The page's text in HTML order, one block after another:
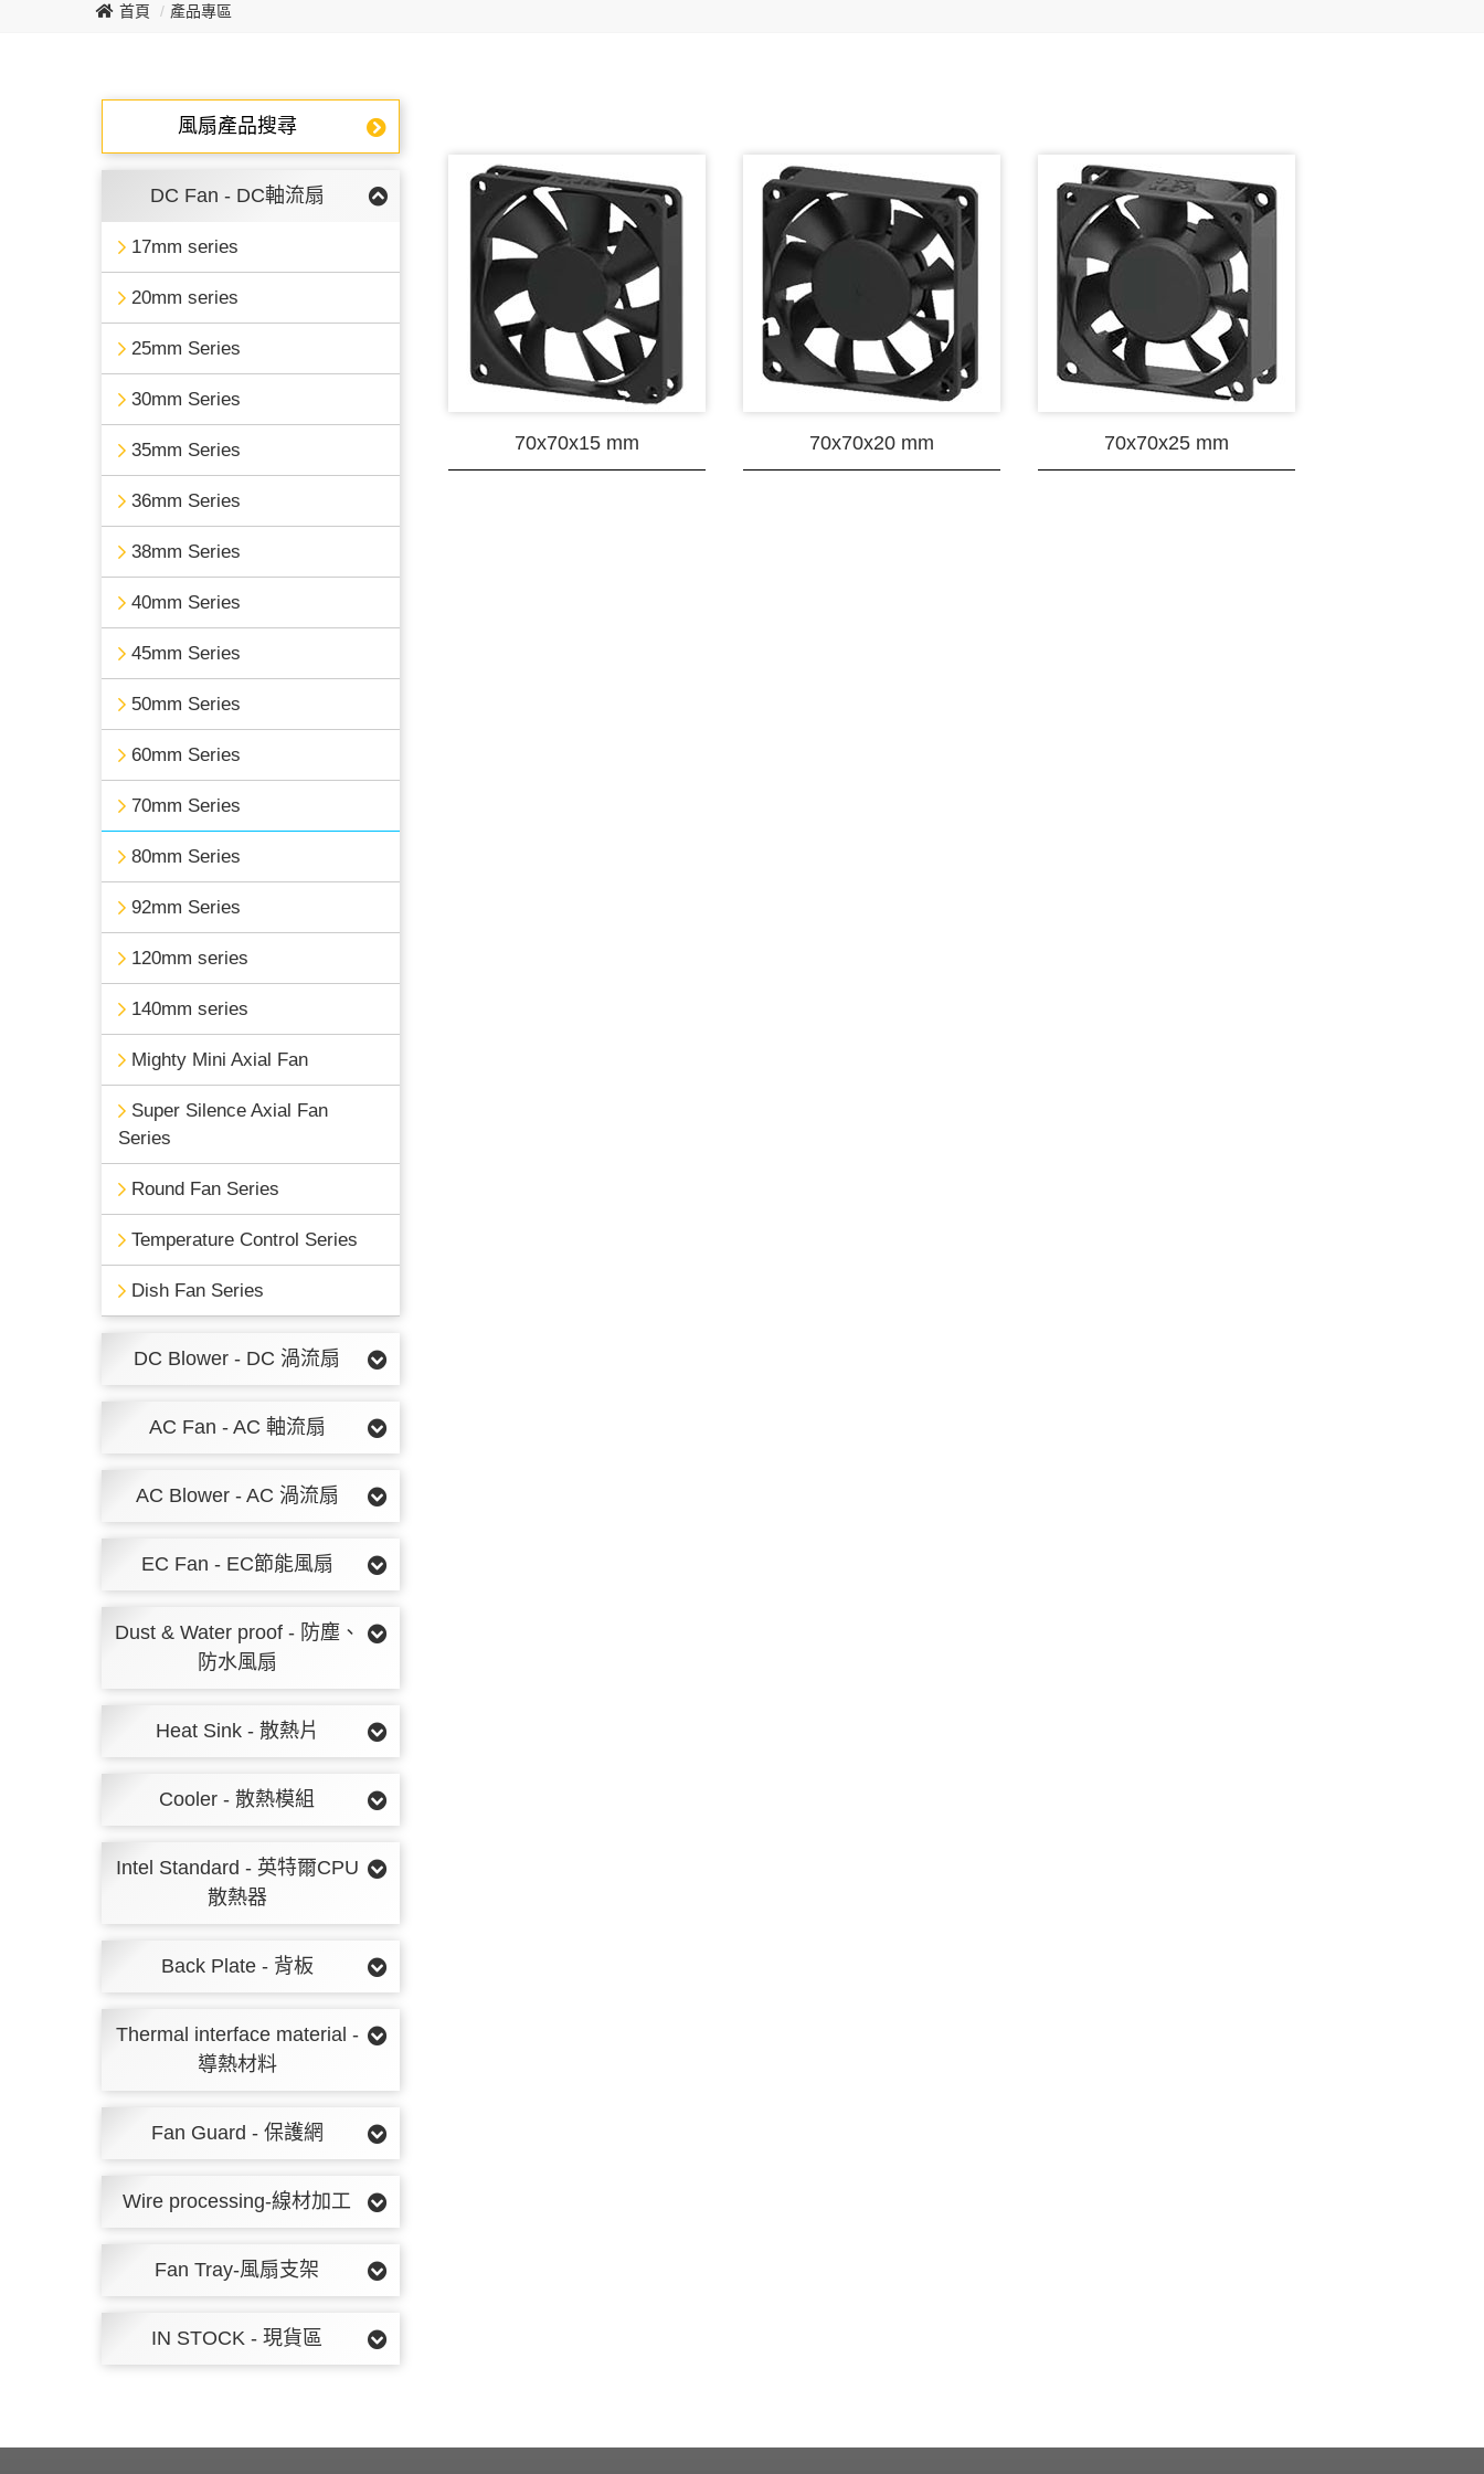
首頁 產品專區
風扇產品搜尋
DC Fan - DC軸流扇
17mm series
20mm series
25mm Series
30mm Series
35mm Series
36mm Series
38mm Series
40mm Series
45mm Series
50mm Series
60mm Series
70mm Series
80mm Series
92mm Series
120mm series
140mm series
Mighty Mini Axial Fan
Super Silence Axial Fan
Series
Round Fan Series
Temperature Control Series
Dish Fan Series
DC Blower - DC 渦流扇
AC Fan - AC 軸流扇
AC Blower - AC 渦流扇
EC Fan - EC節能風扇
Dust & Water proof - 防塵、
防水風扇
Heat Sink - 散熱片
Cooler - 散熱模組
Intel Standard - 英特爾CPU
散熱器
Back Plate - 背板
Thermal interface material -
導熱材料
Fan Guard - 保護網
Wire processing-線材加工
Fan Tray-風扇支架
IN STOCK - 現貨區
70x70x15 mm 70x70x20 mm 70x70x25 mm